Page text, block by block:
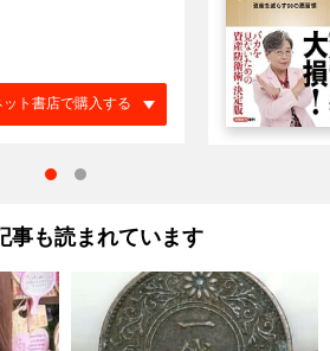
ット書店で購入する
事も読まれています